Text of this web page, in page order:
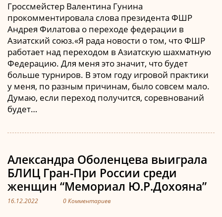
Гроссмейстер Валентина Гунина
прокомментировала слова президента ФШР
Андрея Филатова о переходе федерации в
Азиатский союз.«Я рада новости о том, что ФШР
работает над переходом в Азиатскую шахматную
Федерацию. Для меня это значит, что будет
больше турниров. В этом году игровой практики
у меня, по разным причинам, было совсем мало.
Думаю, если переход получится, соревнований
будет…
Александра Оболенцева выиграла
БЛИЦ Гран-При России среди
женщин “Мемориал Ю.Р.Дохояна”
16.12.2022 0 Комментариев